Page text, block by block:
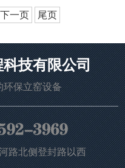
下一页 尾页
技有限公司
环保立窑设备
路北侧登封路以西